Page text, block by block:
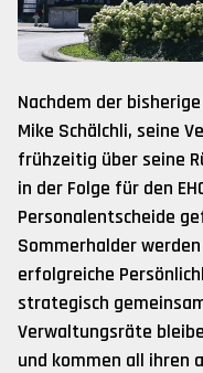
Nachdem der
Mike Schälchli, seine
frühzeitig über seine
in der Folge für den
Personalentscheide
Sommerhalder
erfolgreiche
strategisch
Verwaltungsräte
und kommen all ihren